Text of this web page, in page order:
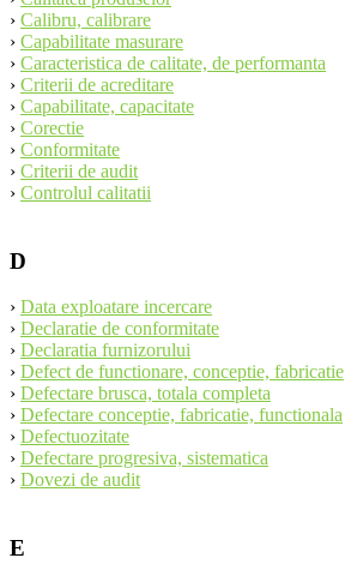
› Calibru, calibrare
› Capabilitate masurare
› Caracteristica de calitate, de performanta
› Criterii de acreditare
› Capabilitate, capacitate
› Corectie
› Conformitate
› Criterii de audit
› Controlul calitatii
D
› Data exploatare incercare
› Declaratie de conformitate
› Declaratia furnizorului
› Defect de functionare, conceptie, fabricatie
› Defectare brusca, totala completa
› Defectare conceptie, fabricatie, functionala
› Defectuozitate
› Defectare progresiva, sistematica
› Dovezi de audit
E